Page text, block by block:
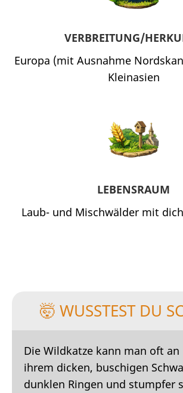
VERBREITUNG/
Europa (mit Ausnahme
Kleinasien
LEBENSRAUM
Laub- und Mischwälder mit
🤯 WUSSTEST DU
Die Wildkatze kann man oft an
ihrem dicken, buschigen
dunklen Ringen und stumpfer